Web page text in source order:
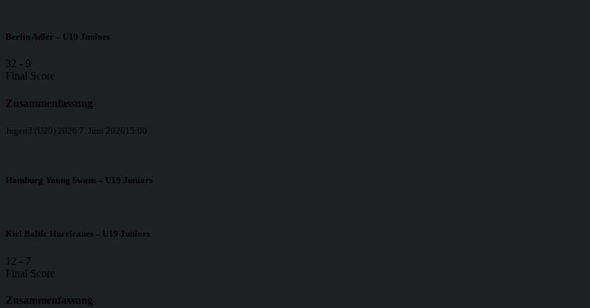
Berlin Adler – U19 Juniors
32 - 9
Final Score
Zusammenfassung
Jugend (U20) 2026 7. Juni 2026 15:00
Hamburg Young Swans – U19 Juniors
Kiel Baltic Hurricanes – U19 Juniors
12 - 7
Final Score
Zusammenfassung